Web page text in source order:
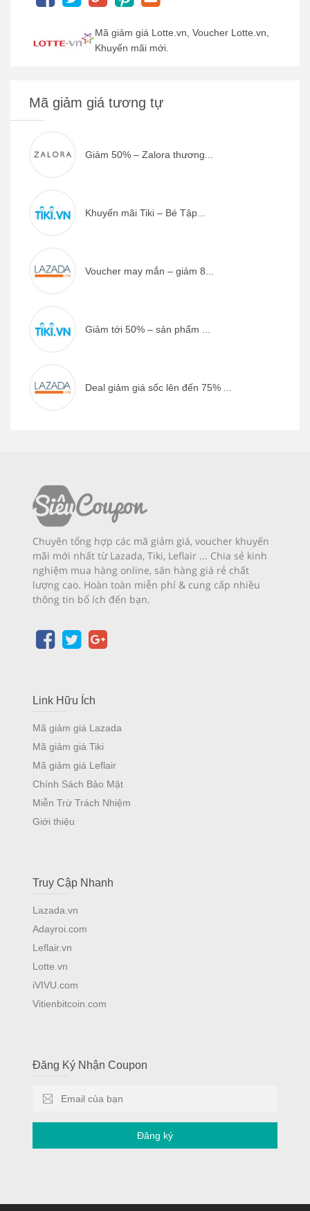
Mã giảm giá Lotte.vn, Voucher Lotte.vn,
Khuyến mãi mới.
Mã giảm giá tương tự
Giảm 50% – Zalora thương...
Khuyến mãi Tiki – Bé Tập...
Voucher may mắn – giảm 8...
Giảm tới 50% – sản phẩm ...
Deal giảm giá sốc lên đến 75% ...
Chuyên tổng hợp các mã giảm giá, voucher khuyến
mãi mới nhất từ Lazada, Tiki, Leflair ... Chia sẻ kinh
nghiệm mua hàng online, săn hàng giá rẻ chất
lượng cao. Hoàn toàn miễn phí & cung cấp nhiều
thông tin bổ ích đến bạn.
Link Hữu Ích
Mã giảm giá Lazada
Mã giảm giá Tiki
Mã giảm giá Leflair
Chính Sách Bảo Mật
Miễn Trừ Trách Nhiệm
Giới thiệu
Truy Cập Nhanh
Lazada.vn
Adayroi.com
Leflair.vn
Lotte.vn
iVIVU.com
Vitienbitcoin.com
Đăng Ký Nhận Coupon
Đăng ký